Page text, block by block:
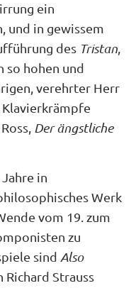
ein
und in gewissem
des Tristan
so hohen und
verehrter Herr
Der ängstliche
in
Werk
vom 19. zum
zu
sind Also
Richard Strauss